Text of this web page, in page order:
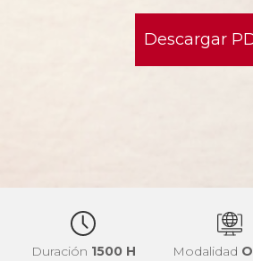
Descargar
Duración 1500 H Modalidad